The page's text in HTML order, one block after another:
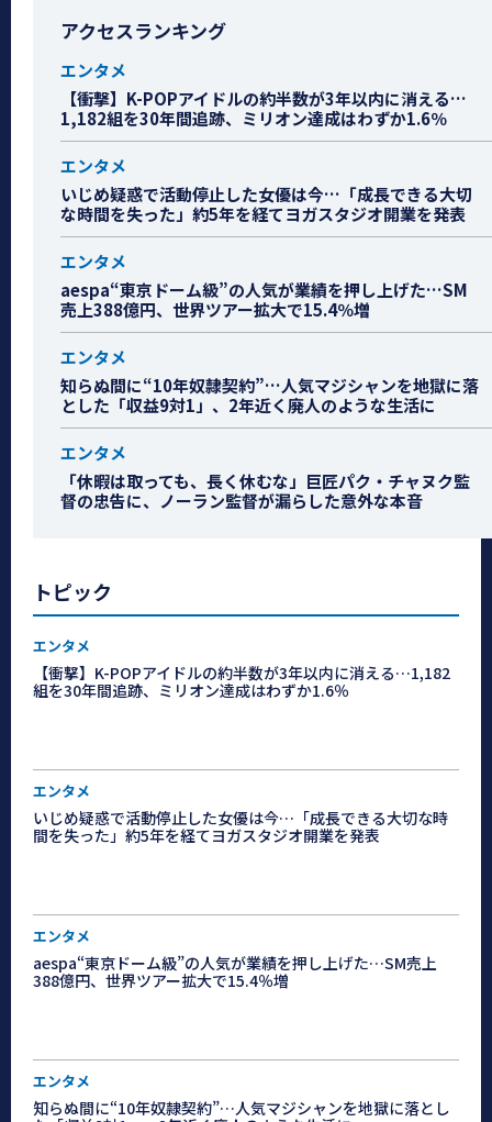
アクセスランキング
エンタメ
【衝撃】K-POPアイドルの約半数が3年以内に消える…
1,182組を30年間追跡、ミリオン達成はわずか1.6％
エンタメ
いじめ疑惑で活動停止した女優は今…「成長できる大切
な時間を失った」約5年を経てヨガスタジオ開業を発表
エンタメ
aespa“東京ドーム級”の人気が業績を押し上げた…SM
売上388億円、世界ツアー拡大で15.4％増
エンタメ
知らぬ間に“10年奴隷契約”…人気マジシャンを地獄に落
とした「収益9対1」、2年近く廃人のような生活に
エンタメ
「休暇は取っても、長く休むな」巨匠パク・チャヌク監
督の忠告に、ノーラン監督が漏らした意外な本音
トピック
エンタメ
【衝撃】K-POPアイドルの約半数が3年以内に消える…1,182
組を30年間追跡、ミリオン達成はわずか1.6％
エンタメ
いじめ疑惑で活動停止した女優は今…「成長できる大切な時
間を失った」約5年を経てヨガスタジオ開業を発表
エンタメ
aespa“東京ドーム級”の人気が業績を押し上げた…SM売上
388億円、世界ツアー拡大で15.4％増
エンタメ
知らぬ間に“10年奴隷契約”…人気マジシャンを地獄に落とし